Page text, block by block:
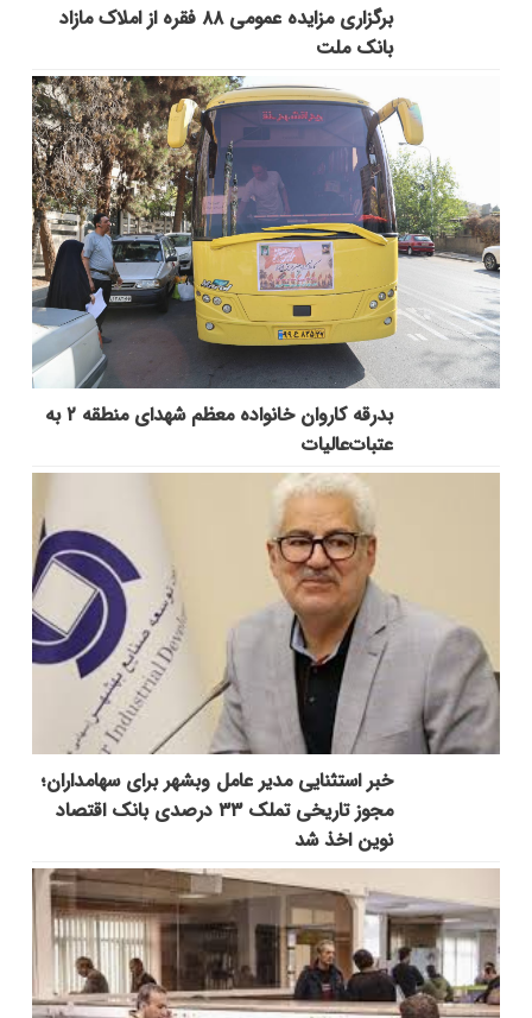
برگزاری مزایده عمومی ۸۸ فقره از املاک مازاد
بانک ملت
بدرقه کاروان خانواده معظم شهدای منطقه ۲ به
عتبات‌عالیات
خبر استثنایی مدیر عامل وبشهر برای سهامداران؛
مجوز تاریخی تملک ۳۳ درصدی بانک اقتصاد
نوین اخذ شد